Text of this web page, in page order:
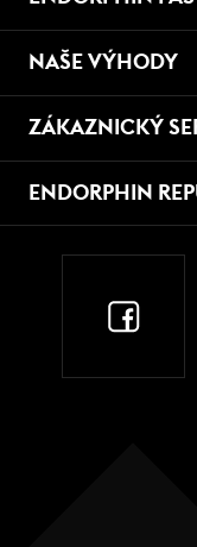
NAŠE VÝHODY
ZÁKAZNICKÝ
ENDORPHIN